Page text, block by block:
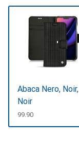
Abaca Nero, Noir,
Noir
CHF
99.90